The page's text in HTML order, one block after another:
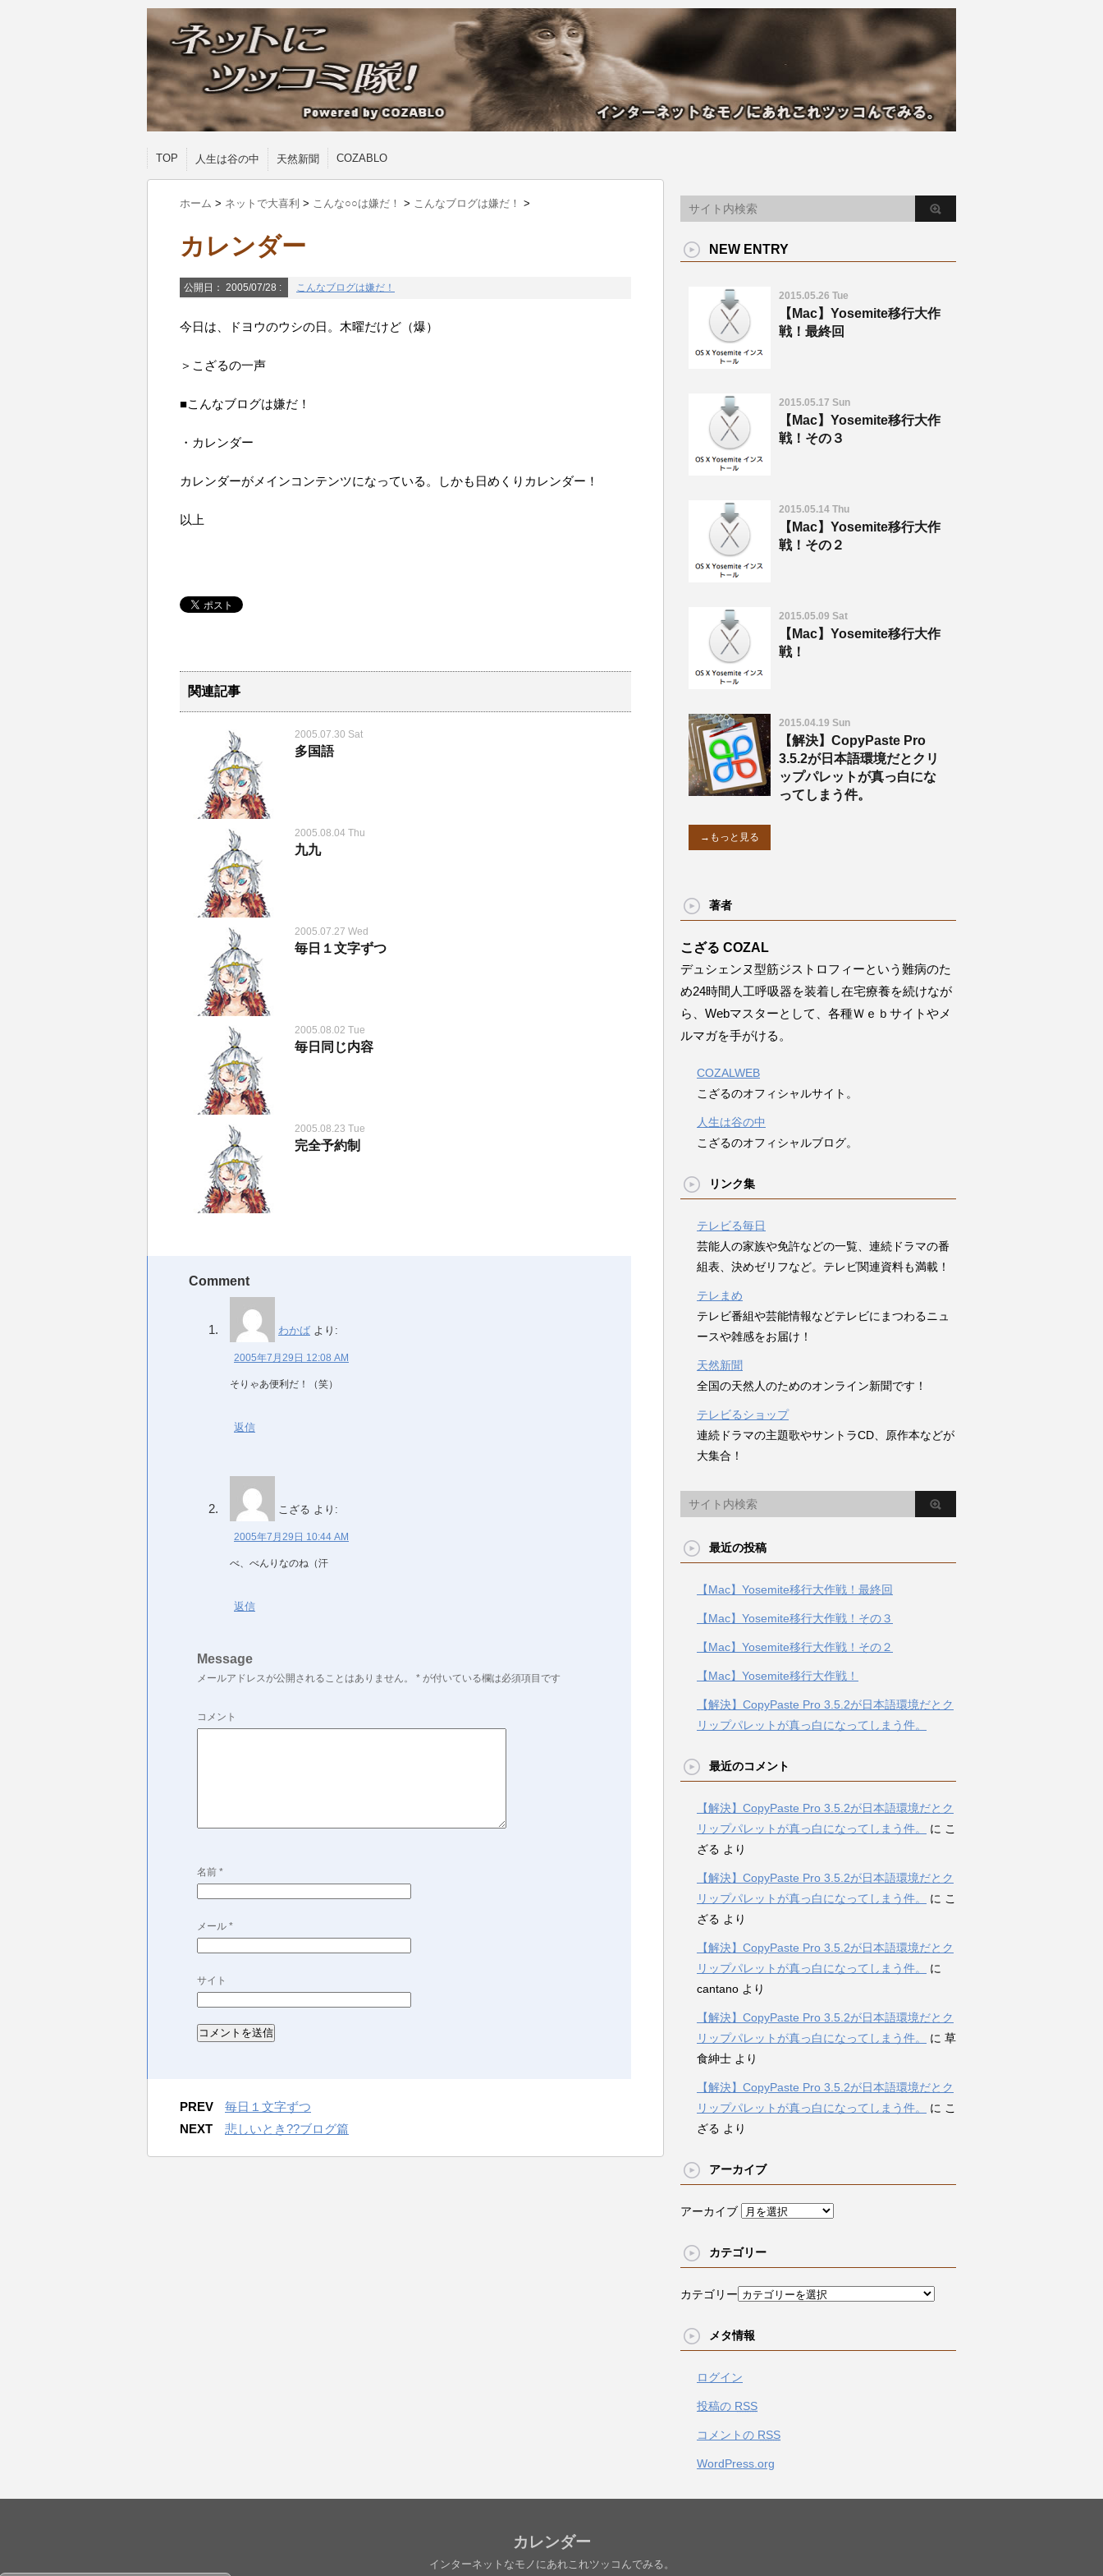
TOP 人生は谷の中 天然新聞 COZABLO
ホーム > ネットで大喜利 > こんな○○は嫌だ！ > こんなブログは嫌だ！ >
カレンダー
公開日： 2005/07/28 : こんなブログは嫌だ！
今日は、ドヨウのウシの日。木曜だけど（爆）
＞こざるの一声
■こんなブログは嫌だ！
・カレンダー
カレンダーがメインコンテンツになっている。しかも日めくりカレンダー！
以上
関連記事
2005.07.30 Sat
多国語
2005.08.04 Thu
九九
2005.07.27 Wed
毎日１文字ずつ
2005.08.02 Tue
毎日同じ内容
2005.08.23 Tue
完全予約制
Comment
わかば より:
2005年7月29日 12:08 AM
そりゃあ便利だ！（笑）
返信
こざる より:
2005年7月29日 10:44 AM
べ、べんりなのね（汗
返信
Message
メールアドレスが公開されることはありません。 * が付いている欄は必須項目です
コメント
名前 *
メール *
サイト
PREV
毎日１文字ずつ
NEXT
悲しいとき??ブログ篇
NEW ENTRY
2015.05.26 Tue
【Mac】Yosemite移行大作
戦！最終回
2015.05.17 Sun
【Mac】Yosemite移行大作
戦！その３
2015.05.14 Thu
【Mac】Yosemite移行大作
戦！その２
2015.05.09 Sat
【Mac】Yosemite移行大作
戦！
2015.04.19 Sun
【解決】CopyPaste Pro
3.5.2が日本語環境だとクリ
ップパレットが真っ白にな
ってしまう件。
→もっと見る
著者
こざる COZAL
デュシェンヌ型筋ジストロフィーという難病のた
め24時間人工呼吸器を装着し在宅療養を続けなが
ら、Webマスターとして、各種Ｗｅｂサイトやメ
ルマガを手がける。
COZALWEB
こざるのオフィシャルサイト。
人生は谷の中
こざるのオフィシャルブログ。
リンク集
テレビる毎日
芸能人の家族や免許などの一覧、連続ドラマの番
組表、決めゼリフなど。テレビ関連資料も満載！
テレまめ
テレビ番組や芸能情報などテレビにまつわるニュ
ースや雑感をお届け！
天然新聞
全国の天然人のためのオンライン新聞です！
テレビるショップ
連続ドラマの主題歌やサントラCD、原作本などが
大集合！
最近の投稿
【Mac】Yosemite移行大作戦！最終回
【Mac】Yosemite移行大作戦！その３
【Mac】Yosemite移行大作戦！その２
【Mac】Yosemite移行大作戦！
【解決】CopyPaste Pro 3.5.2が日本語環境だとク
リップパレットが真っ白になってしまう件。
最近のコメント
【解決】CopyPaste Pro 3.5.2が日本語環境だとク
リップパレットが真っ白になってしまう件。
に こ
ざる より
【解決】CopyPaste Pro 3.5.2が日本語環境だとク
リップパレットが真っ白になってしまう件。
に こ
ざる より
【解決】CopyPaste Pro 3.5.2が日本語環境だとク
リップパレットが真っ白になってしまう件。
に
cantano より
【解決】CopyPaste Pro 3.5.2が日本語環境だとク
リップパレットが真っ白になってしまう件。
に 草
食紳士 より
【解決】CopyPaste Pro 3.5.2が日本語環境だとク
リップパレットが真っ白になってしまう件。
に こ
ざる より
アーカイブ
アーカイブ
カテゴリー
カテゴリー
メタ情報
ログイン
投稿の RSS
コメントの RSS
WordPress.org
カレンダー
インターネットなモノにあれこれツッコんでみる。